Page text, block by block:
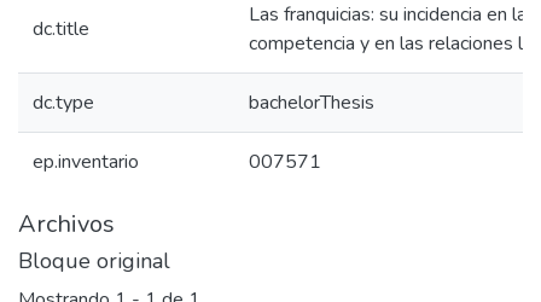
dc.title
Las franquicias: su incidencia en la
competencia y en las relaciones
dc.type bachelorThesis
ep.inventario 007571
Archivos
Bloque original